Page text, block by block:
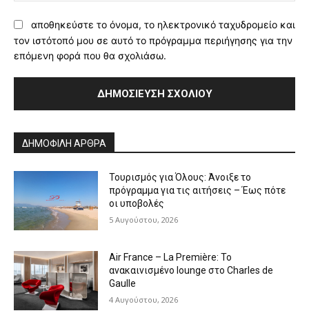
αποθηκεύστε το όνομα, το ηλεκτρονικό ταχυδρομείο και
τον ιστότοπό μου σε αυτό το πρόγραμμα περιήγησης για την
επόμενη φορά που θα σχολιάσω.
ΔΗΜΟΦΙΛΗ ΑΡΘΡΑ
Τουρισμός για Όλους: Άνοιξε το
πρόγραμμα για τις αιτήσεις – Έως πότε
οι υποβολές
5 Αυγούστου, 2026
Air France – La Première: Το
ανακαινισμένο lounge στο Charles de
Gaulle
4 Αυγούστου, 2026